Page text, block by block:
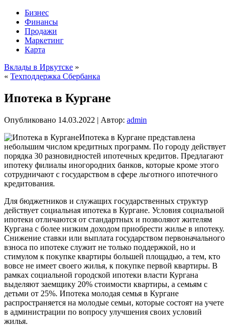
Бизнес
Финансы
Продажи
Маркетинг
Карта
Вклады в Иркутске »
« Техподдержка Сбербанка
Ипотека в Кургане
Опубликовано 14.03.2022 | Автор: admin
Ипотека в Кургане представлена
небольшим числом кредитных программ. По городу действует
порядка 30 разновидностей ипотечных кредитов. Предлагают
ипотеку филиалы иногородних банков, которые кроме этого
сотрудничают с государством в сфере льготного ипотечного
кредитования.
Для бюджетников и служащих государственных структур
действует социальная ипотека в Кургане. Условия социальной
ипотеки отличаются от стандартных и позволяют жителям
Кургана с более низким доходом приобрести жилье в ипотеку.
Снижение ставки или выплата государством первоначального
взноса по ипотеке служит не только поддержкой, но и
стимулом к покупке квартиры большей площадью, а тем, кто
вовсе не имеет своего жилья, к покупке первой квартиры. В
рамках социальной городской ипотеки власти Кургана
выделяют заемщику 20% стоимости квартиры, а семьям с
детьми от 25%. Ипотека молодая семья в Кургане
распространяется на молодые семьи, которые состоят на учете
в администрации по вопросу улучшения своих условий
жилья.